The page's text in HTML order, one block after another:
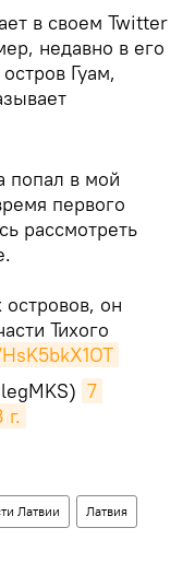
в своем Twitter
недавно в его
Гуам,
попал в мой
первого
рассмотреть
он
Тихого
7
Латвии Латвия